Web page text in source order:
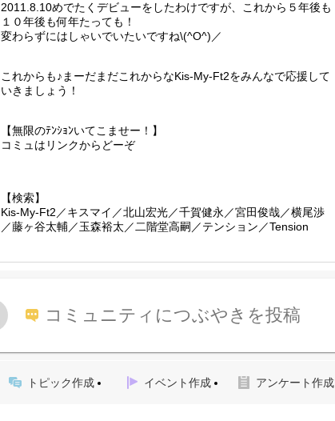
2011.8.10めでたくデビューをしたわけですが、これから５年後も
１０年後も何年たっても！
変わらずにはしゃいでいたいですね\(^O^)／
これからも♪まーだまだこれからなKis-My-Ft2をみんなで応援して
いきましょう！
【無限のﾃﾝｼｮﾝいてこませー！】
コミュはリンクからどーぞ
【検索】
Kis-My-Ft2／キスマイ／北山宏光／千賀健永／宮田俊哉／横尾渉
／藤ヶ谷太輔／玉森裕太／二階堂高嗣／テンション／Tension
コミュニティにつぶやきを投稿
トピック作成 イベント作成 アンケート作成